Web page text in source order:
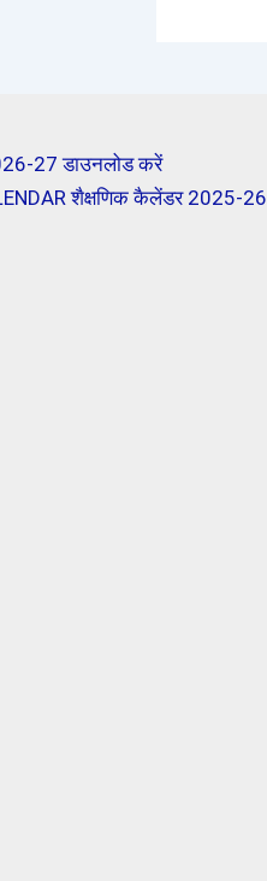
27 डाउनलोड करें
शैक्षणिक कैलेंडर 2025-26